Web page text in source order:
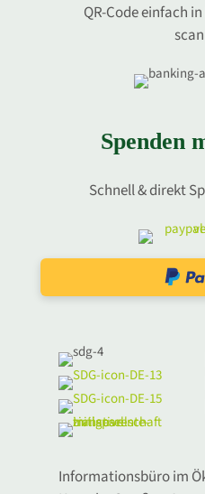
QR-Code einfach
Spenden
Schnell & direkt
Informationsbüro im